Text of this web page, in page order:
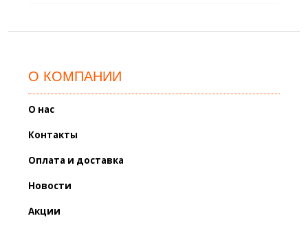
О КОМПАНИИ
О нас
Контакты
Оплата и доставка
Новости
Акции